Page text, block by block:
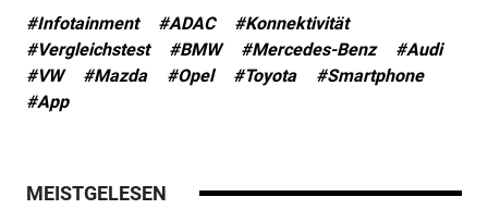
#Infotainment #ADAC
#Konnektivität
#Vergleichstest
#BMW #Mercedes-Benz
#Audi
#VW
#Mazda #Opel #Toyota
#Smartphone
#App
MEISTGELESEN